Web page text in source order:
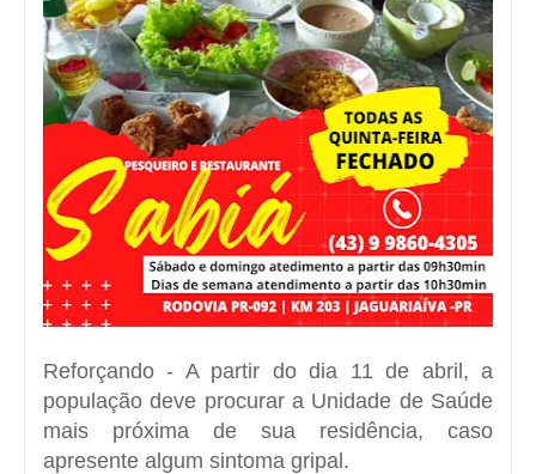
Reforçando - A partir do dia 11 de abril, a
população deve procurar a Unidade de Saúde
mais próxima de sua residência, caso
apresente algum sintoma gripal.